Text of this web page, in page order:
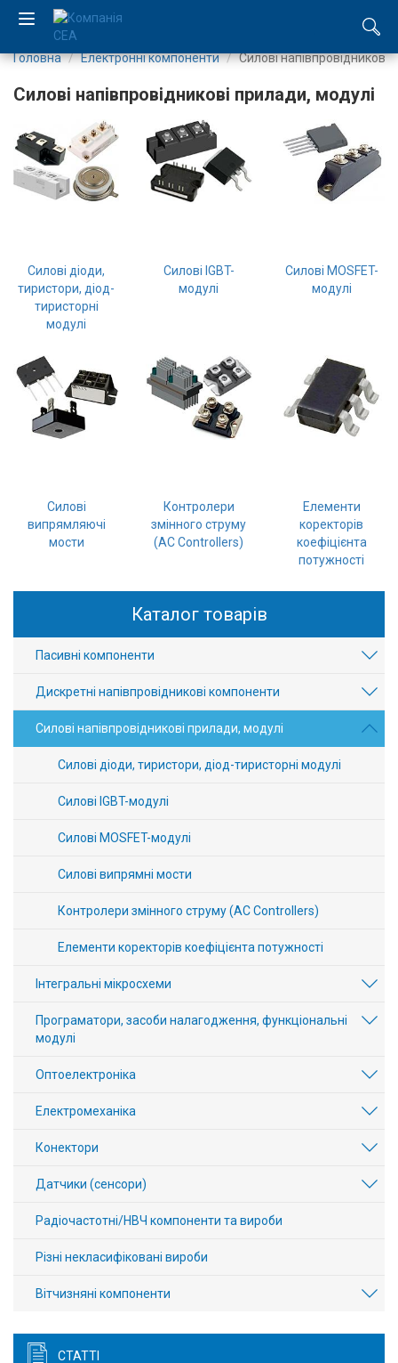
Компанія
Каталог
Послуги
Новини
Вакансії
Вхід/
авторизація
Контакти
Підтримка
Блог
Головна Електронні компоненти Силові напівпровідникові
Силові напівпровідникові прилади, модулі
Силові діоди,
тиристори, діод-
тиристорні
модулі
Силові IGBT-
модулі
Силові MOSFET-
модулі
Силові
випрямляючі
мости
Контролери
змінного струму
(AC Controllers)
Елементи
коректорів
коефіцієнта
потужності
Каталог товарів
Пасивні компоненти
Дискретні напівпровідникові компоненти
Силові напівпровідникові прилади, модулі
Силові діоди, тиристори, діод-тиристорні модулі
Силові IGBT-модулі
Силові MOSFET-модулі
Силові випрямні мости
Контролери змінного струму (AC Controllers)
Елементи коректорів коефіцієнта потужності
Інтегральні мікросхеми
Програматори, засоби налагодження, функціональні
модулі
Оптоелектроніка
Електромеханіка
Конектори
Датчики (сенсори)
Радіочастотні/НВЧ компоненти та вироби
Різні некласифіковані вироби
Вітчизняні компоненти
СТАТТІ